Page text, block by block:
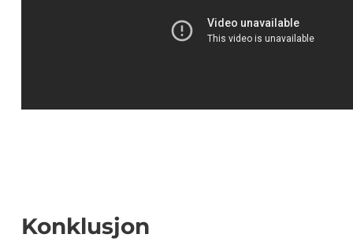
Konklusjon